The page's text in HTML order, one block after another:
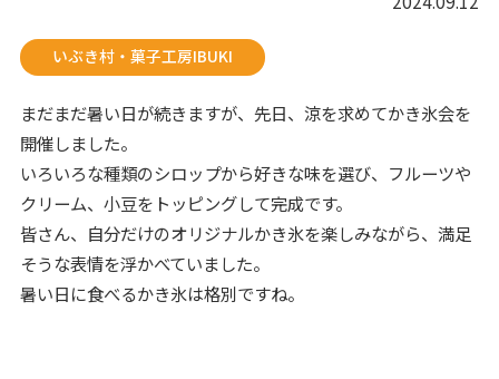
いぶき村・菓子工房IBUKI
まだまだ暑い日が続きますが、先日、涼を求めてかき氷会を
開催しました。
いろいろな種類のシロップから好きな味を選び、フルーツや
クリーム、小豆をトッピングして完成です。
皆さん、自分だけのオリジナルかき氷を楽しみながら、満足
そうな表情を浮かべていました。
暑い日に食べるかき氷は格別ですね。